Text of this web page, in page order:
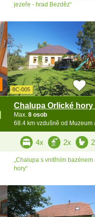
jezeře - hrad Bezděz“
8C-005
Max. 8 osob
68.4 km vzdušně od Muzeum
4x 2x
„Chalupa s vnitřním
hory“